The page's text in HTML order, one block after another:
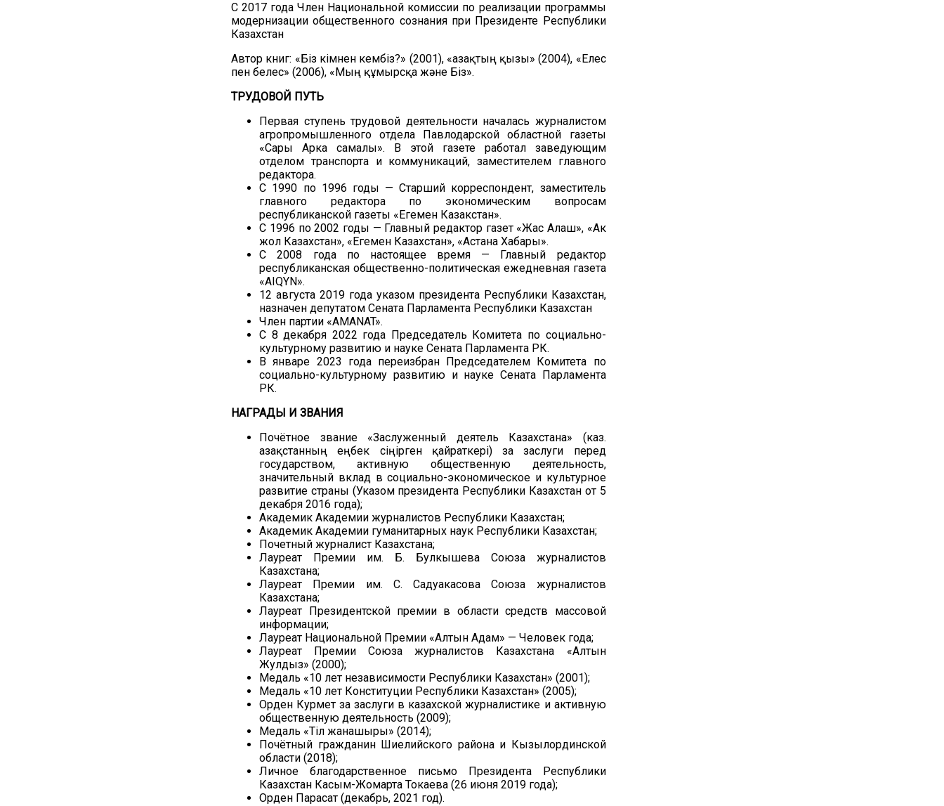
С 2017 года Член Национальной комиссии по реализации программы
модернизации общественного сознания при Президенте Республики
Казахстан
Автор книг: «Біз кімнен кембіз?» (2001), «Қазақтың қызы» (2004), «Елес
пен белес» (2006), «Мың құмырсқа және Біз».
ТРУДОВОЙ ПУТЬ
Первая ступень трудовой деятельности началась журналистом
агропромышленного отдела Павлодарской областной газеты
«Сары Арка самалы». В этой газете работал заведующим
отделом транспорта и коммуникаций, заместителем главного
редактора.
С 1990 по 1996 годы — Старший корреспондент, заместитель
главного редактора по экономическим вопросам
республиканской газеты «Егемен Казакстан».
С 1996 по 2002 годы — Главный редактор газет «Жас Алаш», «Ак
жол Казахстан», «Егемен Казахстан», «Астана Хабары».
С 2008 года по настоящее время — Главный редактор
республиканская общественно-политическая ежедневная газета
«AIQYN».
12 августа 2019 года указом президента Республики Казахстан,
назначен депутатом Сената Парламента Республики Казахстан
Член партии «AMANAT».
С 8 декабря 2022 года Председатель Комитета по социально-
культурному развитию и науке Сената Парламента РК.
В январе 2023 года переизбран
Председателем Комитета по
социально-культурному развитию и науке Сената Парламента
РК.
НАГРАДЫ И ЗВАНИЯ
Почётное звание «Заслуженный деятель Казахстана» (каз.
Қазақстанның еңбек сіңірген қайраткері) за заслуги перед
государством, активную общественную деятельность,
значительный вклад в социально-экономическое и культурное
развитие страны (Указом президента Республики Казахстан от 5
декабря 2016 года);
Академик Академии журналистов Республики Казахстан;
Академик Академии гуманитарных наук Республики Казахстан;
Почетный журналист Казахстана;
Лауреат Премии им. Б. Булкышева Союза журналистов
Казахстана;
Лауреат Премии им. С. Садуакасова Союза журналистов
Казахстана;
Лауреат Президентской премии в области средств массовой
информации;
Лауреат Национальной Премии «Алтын Адам» — Человек года;
Лауреат Премии Союза журналистов Казахстана «Алтын
Жулдыз» (2000);
Медаль «10 лет независимости Республики Казахстан» (2001);
Медаль «10 лет Конституции Республики Казахстан» (2005);
Орден Курмет за заслуги в казахской журналистике и активную
общественную деятельность (2009);
Медаль «Тіл жанашыры» (2014);
Почётный гражданин Шиелийского района и Кызылординской
области (2018);
Личное благодарственное письмо Президента Республики
Казахстан Касым-Жомарта Токаева (26 июня 2019 года);
Орден Парасат (декабрь, 2021 год).